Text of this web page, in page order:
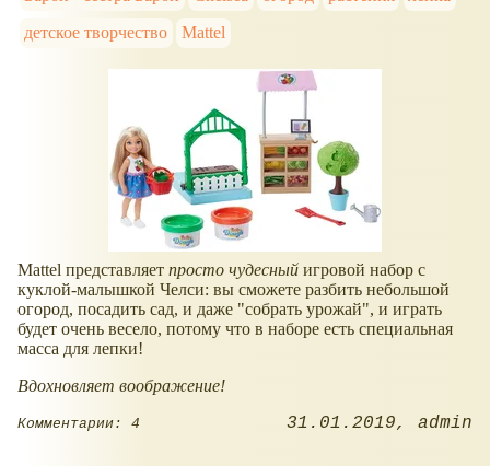
детское творчество
Mattel
Mattel представляет просто чудесный игровой набор с
куклой-малышкой Челси: вы сможете разбить небольшой
огород, посадить сад, и даже "собрать урожай", и играть
будет очень весело, потому что в наборе есть специальная
масса для лепки!
Вдохновляет воображение!
Комментарии: 4 31.01.2019 admin